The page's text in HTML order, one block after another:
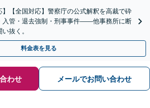
】【全国対応】警察庁の公式解釈を高裁で砕
入管・退去強制・刑事事件——他事務所に断
抜く。
料金表を見る
わせ メールでお問い合わせ